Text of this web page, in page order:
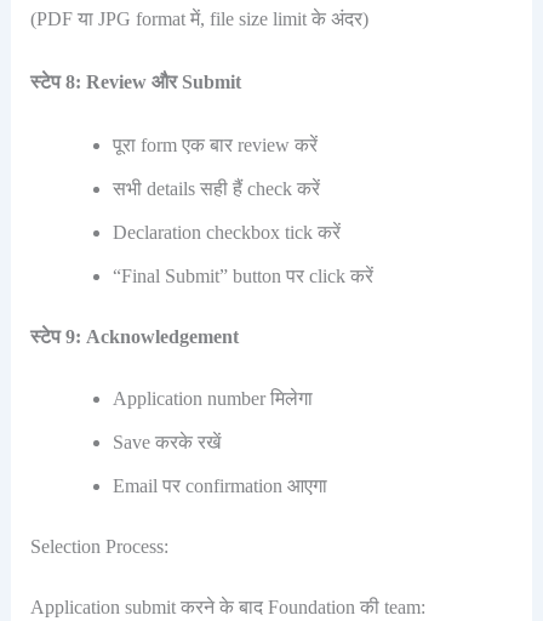
(PDF या JPG format में, file size limit के अंदर)
स्टेप 8: Review और Submit
पूरा form एक बार review करें
सभी details सही हैं check करें
Declaration checkbox tick करें
“Final Submit” button पर click करें
स्टेप 9: Acknowledgement
Application number मिलेगा
Save करके रखें
Email पर confirmation आएगा
Selection Process:
Application submit करने के बाद Foundation की team: